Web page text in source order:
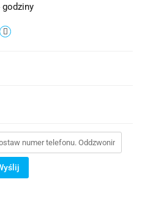
godziny